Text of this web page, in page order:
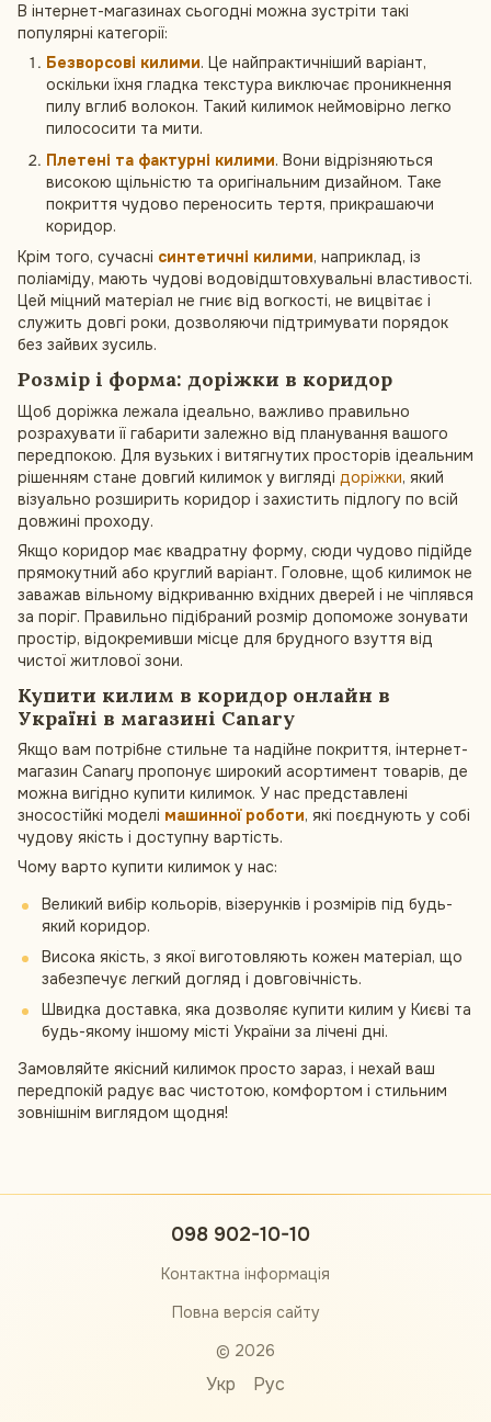
В інтернет-магазинах сьогодні можна зустріти такі
популярні категорії:
Безворсові килими. Це найпрактичніший варіант,
оскільки їхня гладка текстура виключає проникнення
пилу вглиб волокон. Такий килимок неймовірно легко
пилососити та мити.
Плетені та фактурні килими. Вони відрізняються
високою щільністю та оригінальним дизайном. Таке
покриття чудово переносить тертя, прикрашаючи
коридор.
Крім того, сучасні синтетичні килими, наприклад, із
поліаміду, мають чудові водовідштовхувальні властивості.
Цей міцний матеріал не гниє від вогкості, не вицвітає і
служить довгі роки, дозволяючи підтримувати порядок
без зайвих зусиль.
Розмір і форма: доріжки в коридор
Щоб доріжка лежала ідеально, важливо правильно
розрахувати її габарити залежно від планування вашого
передпокою. Для вузьких і витягнутих просторів ідеальним
рішенням стане довгий килимок у вигляді доріжки, який
візуально розширить коридор і захистить підлогу по всій
довжині проходу.
Якщо коридор має квадратну форму, сюди чудово підійде
прямокутний або круглий варіант. Головне, щоб килимок не
заважав вільному відкриванню вхідних дверей і не чіплявся
за поріг. Правильно підібраний розмір допоможе зонувати
простір, відокремивши місце для брудного взуття від
чистої житлової зони.
Купити килим в коридор онлайн в
Україні в магазині Canary
Якщо вам потрібне стильне та надійне покриття, інтернет-
магазин Canary пропонує широкий асортимент товарів, де
можна вигідно купити килимок. У нас представлені
зносостійкі моделі машинної роботи, які поєднують у собі
чудову якість і доступну вартість.
Чому варто купити килимок у нас:
Великий вибір кольорів, візерунків і розмірів під будь-
який коридор.
Висока якість, з якої виготовляють кожен матеріал, що
забезпечує легкий догляд і довговічність.
Швидка доставка, яка дозволяє купити килим у Києві та
будь-якому іншому місті України за лічені дні.
Замовляйте якісний килимок просто зараз, і нехай ваш
передпокій радує вас чистотою, комфортом і стильним
зовнішнім виглядом щодня!
098 902-10-10
Контактна інформація
Повна версія сайту
© 2026
Укр Рус